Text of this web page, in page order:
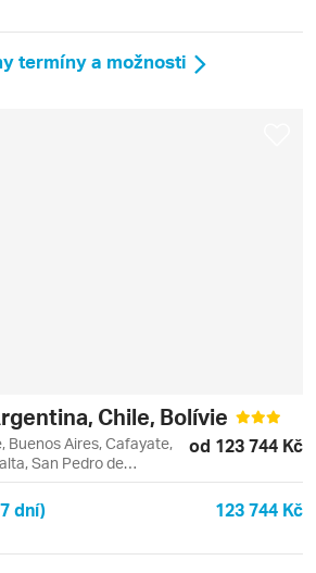
termíny a možnosti
Chile, Bolívie
Buenos Aires, Cafayate,
San Pedro de
la Sierra, Sucre,
od 123 744 Kč
dní) 123 744 Kč